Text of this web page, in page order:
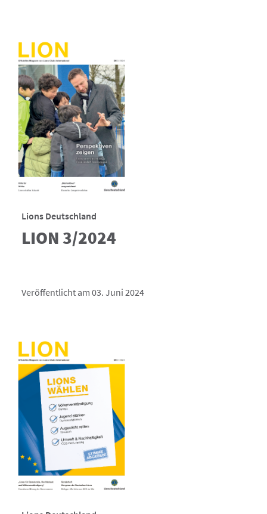
Lions Deutschland
LION 3/2024
Veröffentlicht am 03. Juni 2024